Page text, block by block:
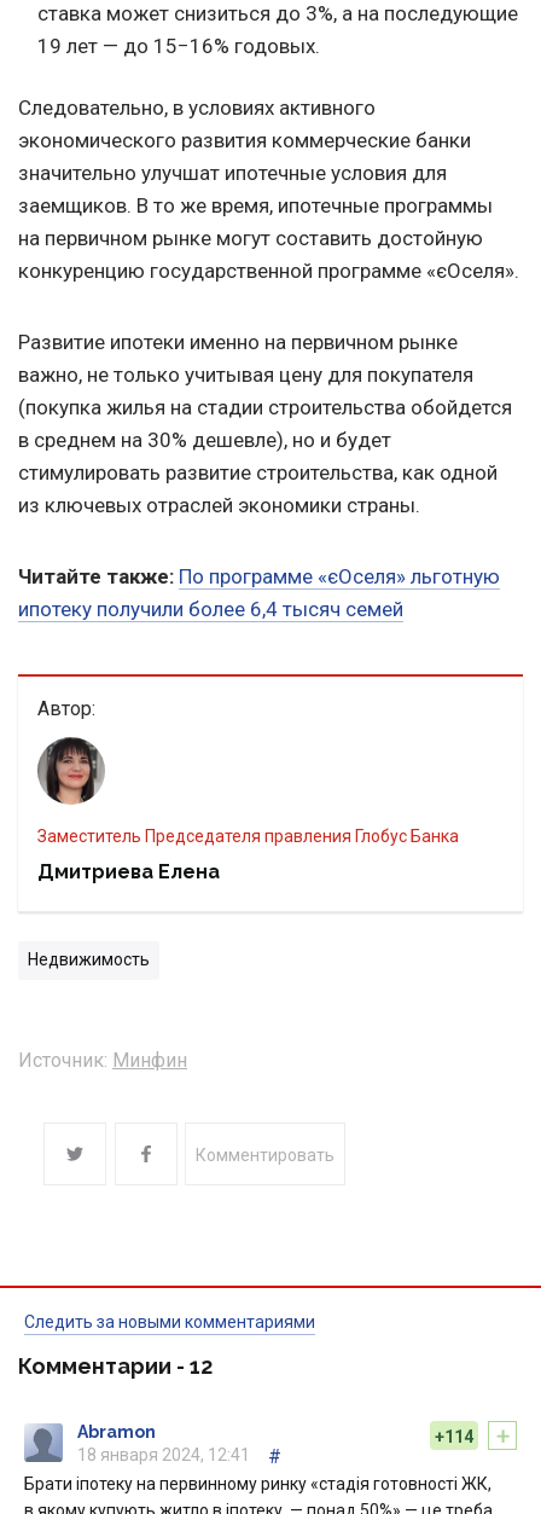
ставка может снизиться до 3%, а на последующие
19 лет — до 15−16% годовых.
Следовательно, в условиях активного
экономического развития коммерческие банки
значительно улучшат ипотечные условия для
заемщиков. В то же время, ипотечные программы
на первичном рынке могут составить достойную
конкуренцию государственной программе «єОселя».
Развитие ипотеки именно на первичном рынке
важно, не только учитывая цену для покупателя
(покупка жилья на стадии строительства обойдется
в среднем на 30% дешевле), но и будет
стимулировать развитие строительства, как одной
из ключевых отраслей экономики страны.
Читайте также: По программе «єОселя» льготную
ипотеку получили более 6,4 тысяч семей
Автор:
Заместитель Председателя правления Глобус Банка
Дмитриева Елена
Недвижимость
Источник: Минфин
Комментировать
Следить за новыми комментариями
Комментарии - 12
+
+114
Abramon
18 января 2024, 12:41
#
Брати іпотеку на первинному ринку «стадія готовності ЖК,